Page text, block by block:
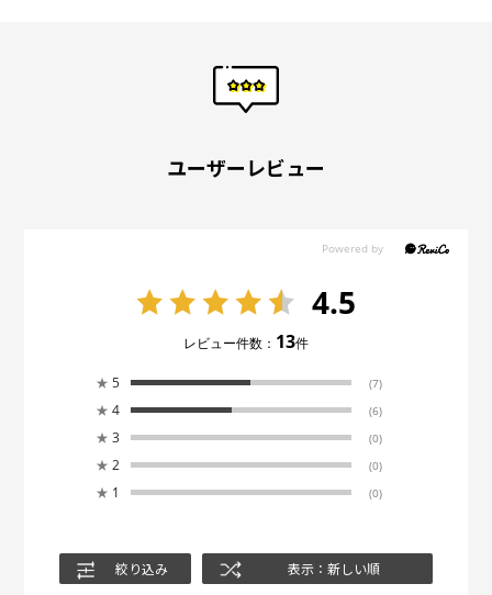
ユーザーレビュー
4.5
レビュー件数： 13件
★ 5 (7)
★ 4 (6)
★ 3 (0)
★ 2 (0)
★ 1 (0)
絞り込み 表示：新しい順